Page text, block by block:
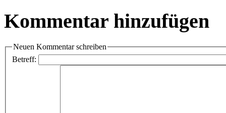
Kommentar hinzufügen
Neuen Kommentar schreiben
Betreff: